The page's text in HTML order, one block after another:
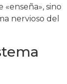
sino
nervioso del